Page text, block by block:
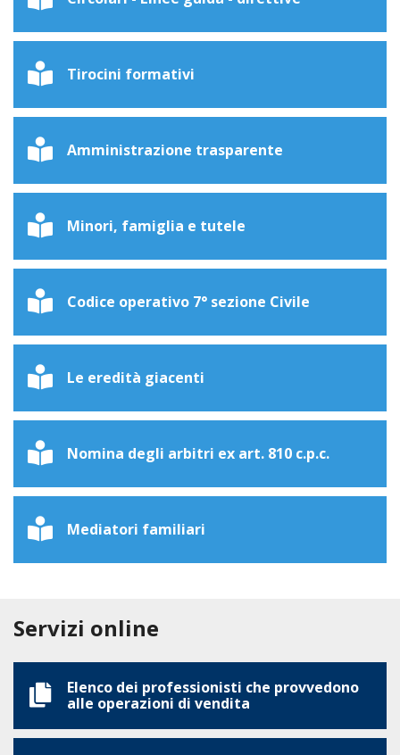
Tirocini formativi
Amministrazione trasparente
Minori, famiglia e tutele
Codice operativo 7° sezione Civile
Le eredità giacenti
Nomina degli arbitri ex art. 810 c.p.c.
Mediatori familiari
Servizi online
Elenco dei professionisti che provvedono
alle operazioni di vendita